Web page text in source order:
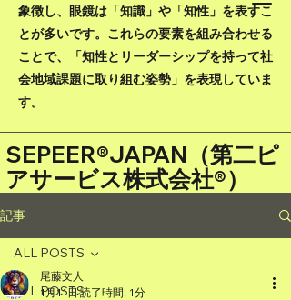
象徴し、眼鏡は「知識」や「知性」を表すこ
とが多いです。これらの要素を組み合わせる
ことで、「知性とリーダーシップを持って社
会地域課題に取り組む姿勢」を表現していま
す。
SEPEER®JAPAN（第二ピ
アサービス株式会社®）
記事
ALL POSTS
ALL POSTS
尾藤文人
1月11日読了時間: 1分